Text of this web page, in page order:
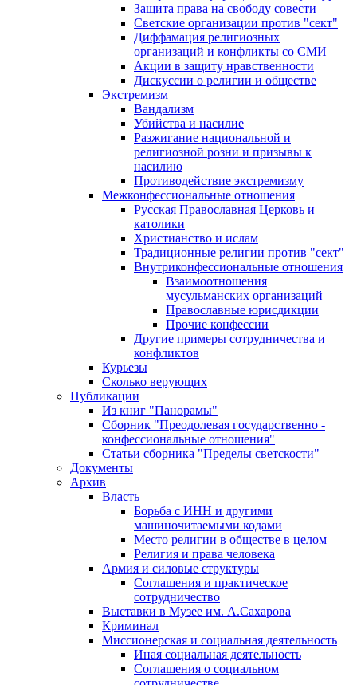
Защита права на свободу совести
Светские организации против "сект"
Диффамация религиозных
организаций и конфликты со СМИ
Акции в защиту нравственности
Дискуссии о религии и обществе
Экстремизм
Вандализм
Убийства и насилие
Разжигание национальной и
религиозной розни и призывы к
насилию
Противодействие экстремизму
Межконфессиональные отношения
Русская Православная Церковь и
католики
Христианство и ислам
Традиционные религии против "сект"
Внутриконфессиональные отношения
Взаимоотношения
мусульманских организаций
Православные юрисдикции
Прочие конфессии
Другие примеры сотрудничества и
конфликтов
Курьезы
Сколько верующих
Публикации
Из книг "Панорамы"
Сборник "Преодолевая государственно -
конфессиональные отношения"
Статьи сборника "Пределы светскости"
Документы
Архив
Власть
Борьба с ИНН и другими
машиночитаемыми кодами
Место религии в обществе в целом
Религия и права человека
Армия и силовые структуры
Соглашения и практическое
сотрудничество
Выставки в Музее им. А.Сахарова
Криминал
Миссионерская и социальная деятельность
Иная социальная деятельность
Соглашения о социальном